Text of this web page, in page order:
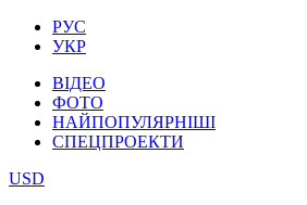
РУС
УКР
ВІДЕО
ФОТО
НАЙПОПУЛЯРНІШІ
СПЕЦПРОЕКТИ
USD